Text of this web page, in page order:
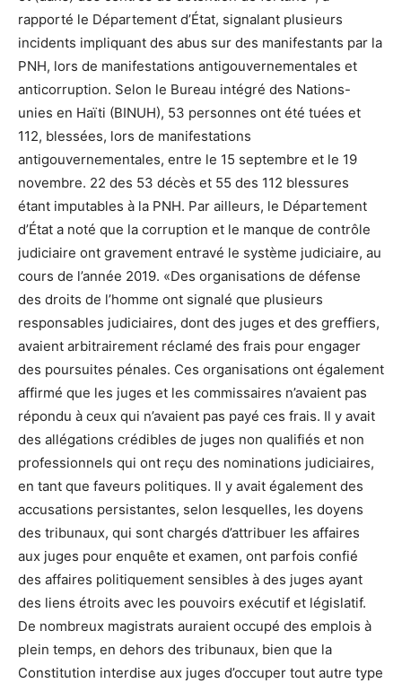
rapporté le Département d’État, signalant plusieurs
incidents impliquant des abus sur des manifestants par la
PNH, lors de manifestations antigouvernementales et
anticorruption. Selon le Bureau intégré des Nations-
unies en Haïti (BINUH), 53 personnes ont été tuées et
112, blessées, lors de manifestations
antigouvernementales, entre le 15 septembre et le 19
novembre. 22 des 53 décès et 55 des 112 blessures
étant imputables à la PNH. Par ailleurs, le Département
d’État a noté que la corruption et le manque de contrôle
judiciaire ont gravement entravé le système judiciaire, au
cours de l’année 2019. «Des organisations de défense
des droits de l’homme ont signalé que plusieurs
responsables judiciaires, dont des juges et des greffiers,
avaient arbitrairement réclamé des frais pour engager
des poursuites pénales. Ces organisations ont également
affirmé que les juges et les commissaires n’avaient pas
répondu à ceux qui n’avaient pas payé ces frais. Il y avait
des allégations crédibles de juges non qualifiés et non
professionnels qui ont reçu des nominations judiciaires,
en tant que faveurs politiques. Il y avait également des
accusations persistantes, selon lesquelles, les doyens
des tribunaux, qui sont chargés d’attribuer les affaires
aux juges pour enquête et examen, ont parfois confié
des affaires politiquement sensibles à des juges ayant
des liens étroits avec les pouvoirs exécutif et législatif.
De nombreux magistrats auraient occupé des emplois à
plein temps, en dehors des tribunaux, bien que la
Constitution interdise aux juges d’occuper tout autre type